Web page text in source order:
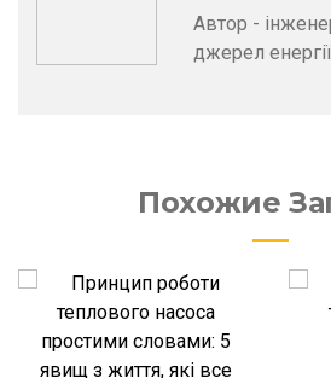
Автор -
джерел енергії
Похожие